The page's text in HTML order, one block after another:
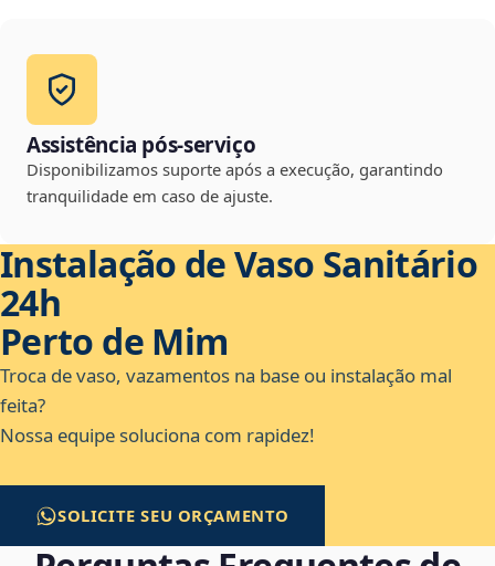
Assistência pós-serviço
Disponibilizamos suporte após a execução, garantindo
tranquilidade em caso de ajuste.
Instalação de Vaso Sanitário
24h
Perto de Mim
Troca de vaso, vazamentos na base ou instalação mal
feita?
Nossa equipe soluciona com rapidez!
SOLICITE SEU ORÇAMENTO